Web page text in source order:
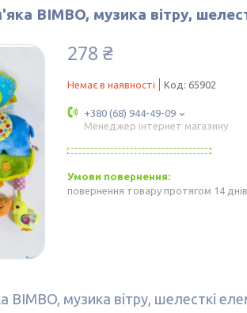
BIMBO, музика вітру,
278 ₴
Немає в наявності Код: 65902
+380 (68) 944-49-09
Менеджер інтернет магазину
повернення товару протягом 14 днів
BIMBO, музика вітру, шелесткі